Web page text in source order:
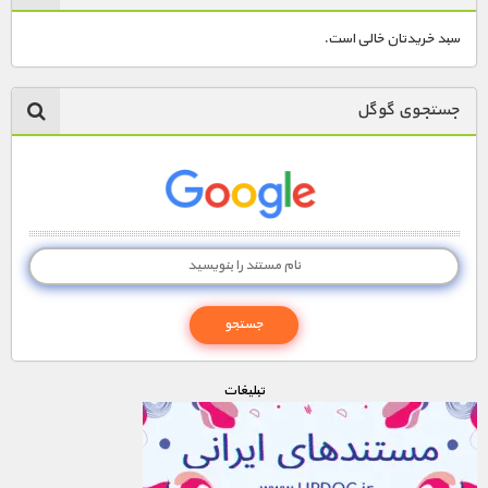
سبد خریدتان خالی است.
جستجوی گوگل
تبليغات